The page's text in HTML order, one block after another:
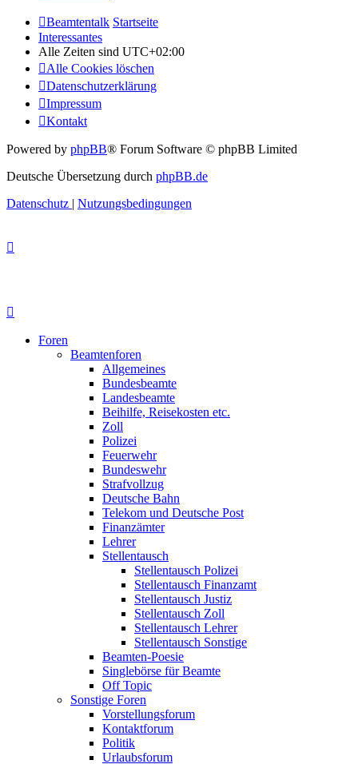
Beamtentalk Startseite
Interessantes
Alle Zeiten sind UTC+02:00
Alle Cookies löschen
Datenschutzerklärung
Impressum
Kontakt
Powered by phpBB® Forum Software © phpBB Limited
Deutsche Übersetzung durch phpBB.de
Datenschutz | Nutzungsbedingungen
Foren
Beamtenforen
Allgemeines
Bundesbeamte
Landesbeamte
Beihilfe, Reisekosten etc.
Zoll
Polizei
Feuerwehr
Bundeswehr
Strafvollzug
Deutsche Bahn
Telekom und Deutsche Post
Finanzämter
Lehrer
Stellentausch
Stellentausch Polizei
Stellentausch Finanzamt
Stellentausch Justiz
Stellentausch Zoll
Stellentausch Lehrer
Stellentausch Sonstige
Beamten-Poesie
Singlebörse für Beamte
Off Topic
Sonstige Foren
Vorstellungsforum
Kontaktforum
Politik
Urlaubsforum